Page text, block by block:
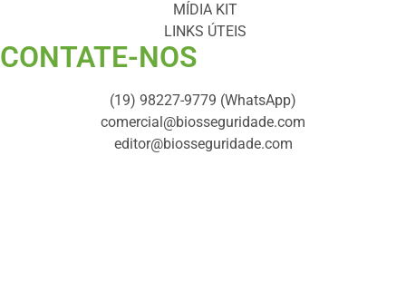
MÍDIA KIT
LINKS ÚTEIS
CONTATE-NOS ​
(19) 98227-9779 (WhatsApp)
comercial@biosseguridade.com
editor@biosseguridade.com